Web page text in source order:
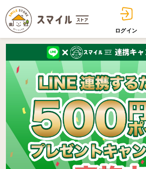
ログイン
日用品